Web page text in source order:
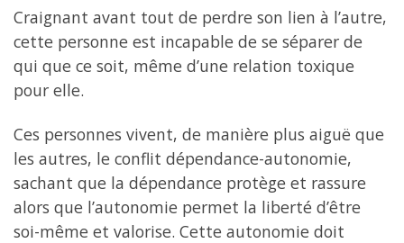
Craignant avant tout de perdre son lien à l’autre,
cette personne est incapable de se séparer de
qui que ce soit, même d’une relation toxique
pour elle.
Ces personnes vivent, de manière plus aiguë que
les autres, le conflit dépendance-autonomie,
sachant que la dépendance protège et rassure
alors que l’autonomie permet la liberté d’être
soi-même et valorise. Cette autonomie doit